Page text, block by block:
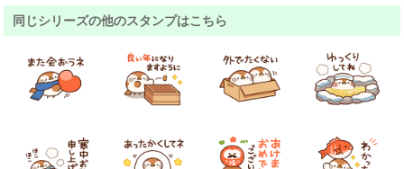
同じシリーズの他のスタンプはこちら